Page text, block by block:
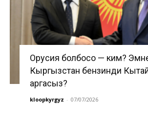
Орусия болбосо — ким?
Кыргызстан бензинди
аргасыз?
kloopkyrgyz - 07/07/2026